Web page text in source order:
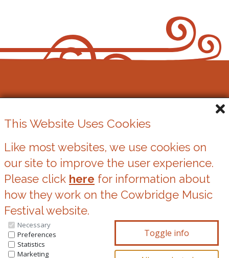
Cwcis
Datganiad Preifatrwydd
This Website Uses Cookies
Like most websites, we use cookies on
our site to improve the user experience.
Please click here for information about
how they work on the Cowbridge Music
Festival website.
You can update your preferences at any time
by clicking on the icons at the bottom of this
Necessary
Preferences
Statistics
Marketing